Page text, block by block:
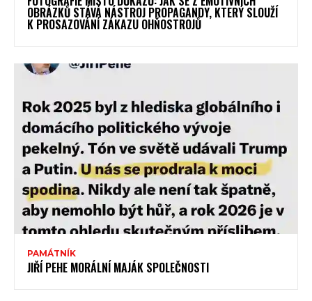
OBRÁZKŮ STÁVÁ NÁSTROJ PROPAGANDY, KTERÝ SLOUŽÍ
K PROSAZOVÁNÍ ZÁKAZU OHŇOSTROJŮ
PAMÁTNÍK
JIŘÍ PEHE MORÁLNÍ MAJÁK SPOLEČNOSTI